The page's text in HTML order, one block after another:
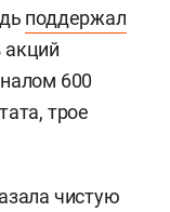
поддержал
акций
600
трое
чистую